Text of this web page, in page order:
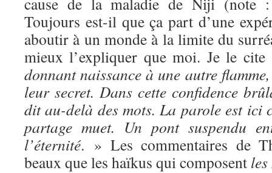
Toujours est-il que ça part d’une
aboutir à un monde à la limite du
mieux l’expliquer que moi. Je le
donnant naissance à une autre
leur secret. Dans cette confidence
dit au-delà des mots. La parole est ici
partage muet. Un pont suspendu
l’éternité. » Les commentaires de
beaux que les haïkus qui composent